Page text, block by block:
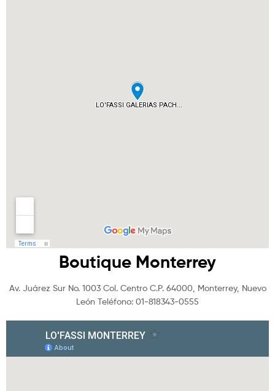
Boutique Monterrey
Av. Juárez Sur No. 1003 Col. Centro C.P. 64000, Monterrey, Nuevo
León Teléfono: 01-818343-0555